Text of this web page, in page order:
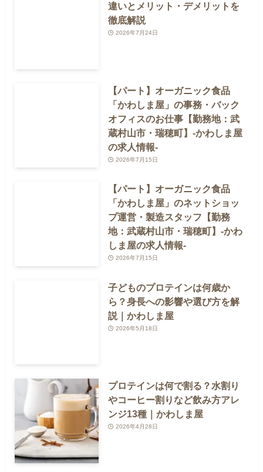
違いとメリット・デメリットを
徹底解説
2026年7月24日
【パート】オーガニック食品
「かわしま屋」の事務・バック
オフィスのお仕事【勤務地：武
蔵村山市・瑞穂町】-かわしま屋
の求人情報-
2026年7月15日
【パート】オーガニック食品
「かわしま屋」のネットショッ
プ運営・製造スタッフ【勤務
地：武蔵村山市・瑞穂町】-かわ
しま屋の求人情報-
2026年7月15日
子どものプロテインは何歳か
ら？身長への影響や選び方を解
説｜かわしま屋
2026年5月18日
プロテインは何で割る？水割り
やコーヒー割りなど飲み方アレ
ンジ13種｜かわしま屋
2026年4月28日